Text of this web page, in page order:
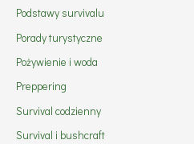
Podstawy survivalu
Porady turystyczne
Pożywienie i woda
Preppering
Survival codzienny
Survival i bushcraft